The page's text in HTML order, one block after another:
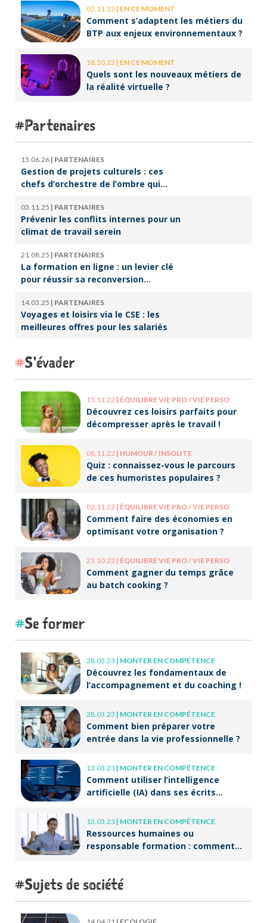
02.11.22 | EN CE MOMENT
Comment s’adaptent les métiers du
BTP aux enjeux environnementaux ?
18.10.22 | EN CE MOMENT
Quels sont les nouveaux métiers de
la réalité virtuelle ?
Partenaires
15.06.26 | PARTENAIRES
Gestion de projets culturels : ces
chefs d’orchestre de l’ombre qui
03.11.25 | PARTENAIRES
Prévenir les conflits internes pour un
climat de travail serein
21.08.25 | PARTENAIRES
La formation en ligne : un levier clé
pour réussir sa reconversion
14.03.25 | PARTENAIRES
Voyages et loisirs via le CSE : les
meilleures offres pour les salariés
S'évader
15.11.22 | ÉQUILIBRE VIE PRO / VIE PERSO
Découvrez ces loisirs parfaits pour
décompresser après le travail !
08.11.22 | HUMOUR / INSOLITE
Quiz : connaissez-vous le parcours
de ces humoristes populaires ?
02.11.22 | ÉQUILIBRE VIE PRO / VIE PERSO
Comment faire des économies en
optimisant votre organisation ?
25.10.22 | ÉQUILIBRE VIE PRO / VIE PERSO
Comment gagner du temps grâce
au batch cooking ?
Se former
28.03.23 | MONTER EN COMPÉTENCE
Découvrez les fondamentaux de
l’accompagnement et du coaching !
28.03.23 | MONTER EN COMPÉTENCE
Comment bien préparer votre
entrée dans la vie professionnelle ?
13.03.23 | MONTER EN COMPÉTENCE
Comment utiliser l’intelligence
artificielle (IA) dans ses écrits
13.03.23 | MONTER EN COMPÉTENCE
Ressources humaines ou
responsable formation : comment
Sujets de société